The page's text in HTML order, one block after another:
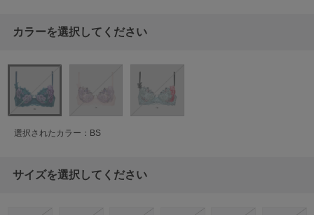
カラーを選択してください
選択されたカラー：BS
サイズを選択してください